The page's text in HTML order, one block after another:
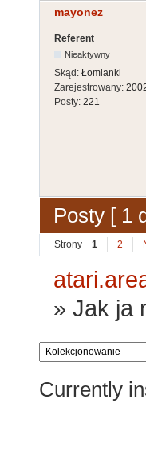
mayonez
Referent
Nieaktywny
Skąd: Łomianki
Zarejestrowany:
Posty: 221
Posty [ 1
Strony 1 2
»Jak ja
Currently